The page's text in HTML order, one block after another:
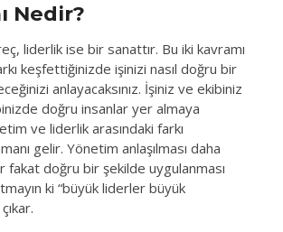
Nedir?
liderlik ise bir sanattır. Bu iki kavramı
keşfettiğinizde işinizi nasıl doğru bir
anlayacaksınız. İşiniz ve ekibiniz
doğru insanlar yer almaya
ve liderlik arasındaki farkı
gelir. Yönetim anlaşılması daha
fakat doğru bir şekilde uygulanması
ki “büyük liderler büyük